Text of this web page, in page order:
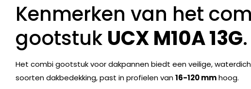
Kenmerken van het
gootstuk UCX M10A 13G.
Het combi gootstuk voor dakpannen biedt een veilige,
soorten dakbedekking, past in profielen van16-120 mmhoog.